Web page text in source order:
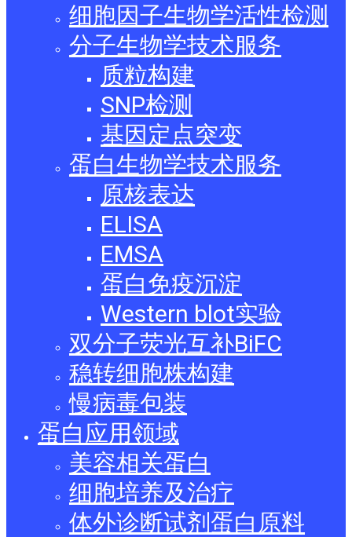
细胞因子生物学活性检测
分子生物学技术服务
质粒构建
SNP检测
基因定点突变
蛋白生物学技术服务
原核表达
ELISA
EMSA
蛋白免疫沉淀
Western blot实验
双分子荧光互补BiFC
稳转细胞株构建
慢病毒包装
蛋白应用领域
美容相关蛋白
细胞培养及治疗
体外诊断试剂蛋白原料